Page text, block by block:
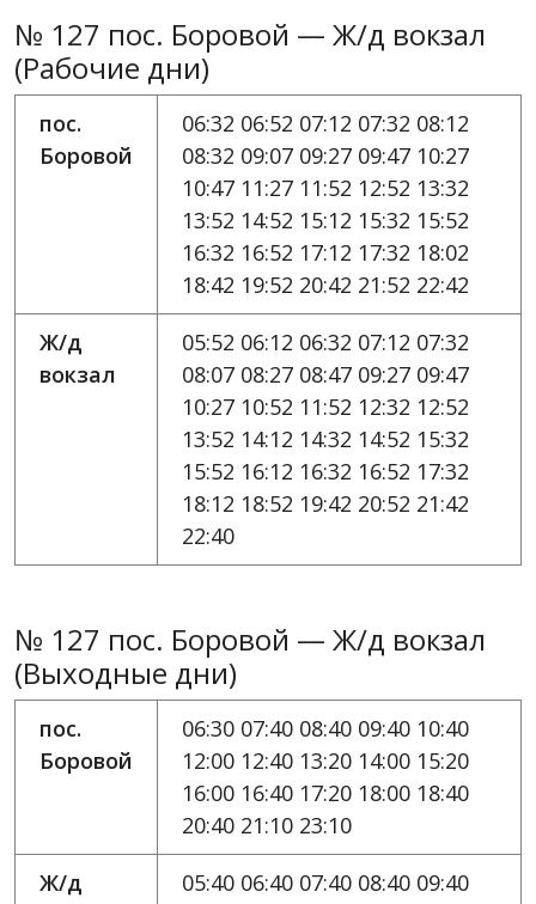
№ 127 пос. Боровой — Ж/д вокзал
(Рабочие дни)
пос.
Боровой
06:32 06:52 07:12 07:32 08:12
08:32 09:07 09:27 09:47 10:27
10:47 11:27 11:52 12:52 13:32
13:52 14:52 15:12 15:32 15:52
16:32 16:52 17:12 17:32 18:02
18:42 19:52 20:42 21:52 22:42
Ж/д
вокзал
05:52 06:12 06:32 07:12 07:32
08:07 08:27 08:47 09:27 09:47
10:27 10:52 11:52 12:32 12:52
13:52 14:12 14:32 14:52 15:32
15:52 16:12 16:32 16:52 17:32
18:12 18:52 19:42 20:52 21:42
22:40
№ 127 пос. Боровой — Ж/д вокзал
(Выходные дни)
пос.
Боровой
06:30 07:40 08:40 09:40 10:40
12:00 12:40 13:20 14:00 15:20
16:00 16:40 17:20 18:00 18:40
20:40 21:10 23:10
Ж/д
05:40 06:40 07:40 08:40 09:40